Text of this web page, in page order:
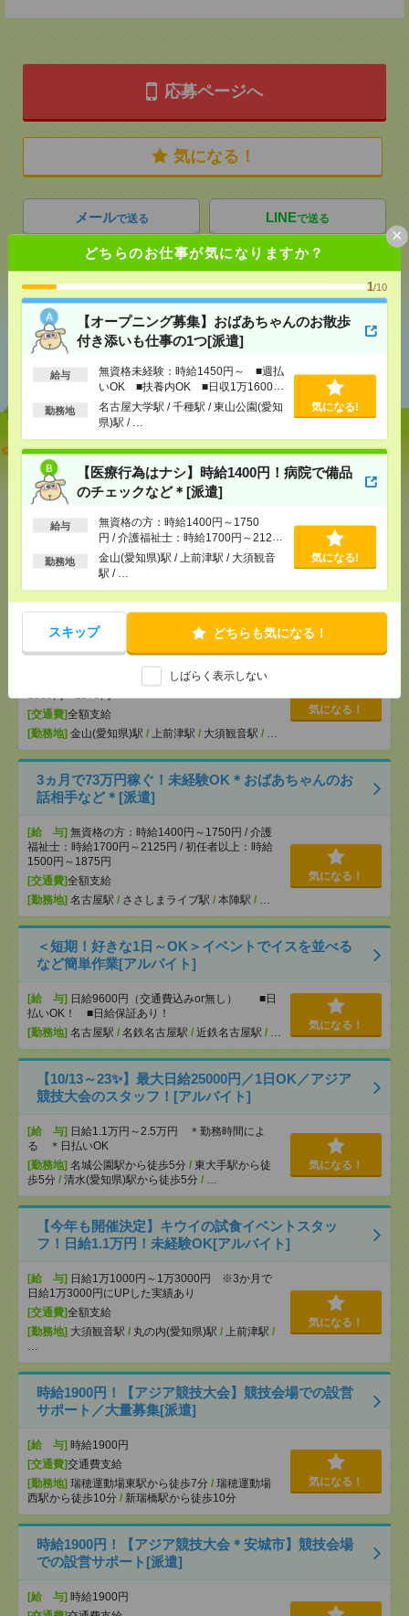
どちらのお仕事が気になりますか？
1/10
【オープニング募集】おばあちゃんのお散歩
付き添いも仕事の1つ[派遣]
給与
無資格未経験：時給1450円～ ■週払
いOK ■扶養内OK ■日収1万1600円
以上
勤務地
名古屋大学駅 / 千種駅 / 東山公園(愛知
県)駅 / …
気になる!
【医療行為はナシ】時給1400円！病院で備品
のチェックなど＊[派遣]
給与
無資格の方：時給1400円～1750
円 / 介護福祉士：時給1700円～2125
円 / 初任者以上：時給1500円～1875
円
勤務地
金山(愛知県)駅 / 上前津駅 / 大須観音
駅 / …
気になる!
スキップ どちらも気になる！
しばらく表示しない
×
応募ページへ
気になる！
メールで送る LINEで送る
あなたの閲覧履歴からの
おすすめ
【オープニング募集】おばあちゃんのお散歩付き添
いも仕事の1つ[派遣]
[給 与]無資格未経験：時給1450円～ ■週払い
OK ■扶養内OK ■日収1万1600円以上
[交通費]交通費全額支給
名古屋大学駅/千種駅/東山公園(愛知県)駅
気になる！
【医療行為はナシ】時給1400円！病院で備品のチェ
ックなど＊[派遣]
無資格の方：時給1400円～1750円 / 介護
福祉士：時給1700円～2125円 / 初任者以上：時給
1500円～1875円
[交通費]全額支給
[勤務地] 金山(愛知県)駅 / 上前津駅 / 大須観音駅 / …
気になる！
3ヵ月で73万円稼ぐ！未経験OK＊おばあちゃんのお
話相手など＊[派遣]
[給 与] 無資格の方：時給1400円～1750円 / 介護
福祉士：時給1700円～2125円 / 初任者以上：時給
1500円～1875円
[交通費]全額支給
[勤務地] 名古屋駅 / ささしまライブ駅 / 本陣駅 / …
気になる！
＜短期！好きな1日～OK＞イベントでイスを並べる
など簡単作業[アルバイト]
[給 与] 日給9600円（交通費込みor無し） ■日
払いOK！ ■日給保証あり！
[勤務地] 名古屋駅 / 名鉄名古屋駅 / 近鉄名古屋駅 / …
気になる！
【10/13～23✨】最大日給25000円／1日OK／アジア
競技大会のスタッフ！[アルバイト]
[給 与] 日給1.1万円～2.5万円 ＊勤務時間によ
る ＊日払いOK
[勤務地] 名城公園駅から徒歩5分 / 東大手駅から徒
歩5分 / 清水(愛知県)駅から徒歩5分 / …
気になる！
【今年も開催決定】キウイの試食イベントスタッ
フ！日給1.1万円！未経験OK[アルバイト]
[給 与] 日給1万1000円～1万3000円 ※3か月で
日給1万3000円にUPした実績あり
[交通費]全額支給
[勤務地] 大須観音駅 / 丸の内(愛知県)駅 / 上前津駅 /
…
気になる！
時給1900円！【アジア競技大会】競技会場での設営
サポート／大量募集[派遣]
[給 与] 時給1900円
[交通費]交通費支給
[勤務地] 瑞穂運動場東駅から徒歩7分 / 瑞穂運動場
西駅から徒歩10分 / 新瑞橋駅から徒歩10分
気になる！
時給1900円！【アジア競技大会＊安城市】競技会場
での設営サポート[派遣]
[給 与] 時給1900円